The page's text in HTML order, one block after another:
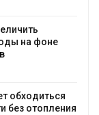
на фоне
обходиться
без отопления